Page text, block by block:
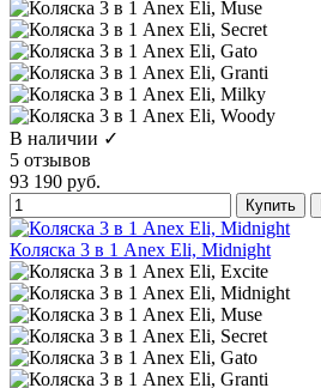
В наличии ✓
5 отзывов
93 190 руб.
Купить
Коляска 3 в 1 Anex Eli, Midnight